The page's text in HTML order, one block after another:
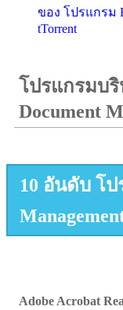
ของ โปรแกรม
tTorrent
โปรแกรมบ
Document
10 อันดับ โป
Adobe Acrobat